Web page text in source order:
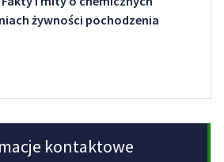
żywności pochodzenia
kontaktowe